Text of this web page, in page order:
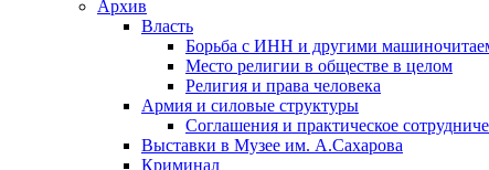
Архив
Власть
Борьба с ИНН и другими
Место религии в обществе в целом
Религия и права человека
Армия и силовые структуры
Соглашения и практическое
Выставки в Музее им. А.Сахарова
Криминал